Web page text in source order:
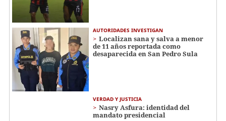
AUTORIDADES INVESTIGAN
Localizan sana y salva a menor
de 11 años reportada como
desaparecida en San Pedro Sula
VERDAD Y JUSTICIA
Nasry Asfura: identidad del
mandato presidencial